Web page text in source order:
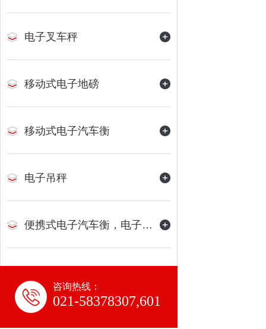
电子叉车秤
移动式电子地磅
移动式电子汽车衡
电子吊秤
便携式电子汽车衡，电子地磅
咨询热线：
021-58378307,601